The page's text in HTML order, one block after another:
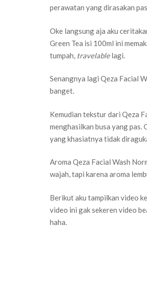
perawatan yang dirasakan
Oke langsung aja aku
Green Tea isi 100ml ini
tumpah, travelablelagi.
Senangnya lagi Qeza Facial
banget.
Kemudian tekstur dari Qeza
menghasilkan busa yang pas.
yang khasiatnya tidak
Aroma Qeza Facial Wash
wajah, tapi karena aroma
Berikut aku tampilkan video
video ini gak sekeren video
haha.